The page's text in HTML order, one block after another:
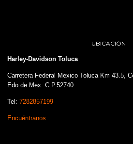
UBICACIÓN
Harley-Davidson Toluca
Carretera Federal Mexico Toluca Km 43.5,
Edo de Mex. C.P.52740
Tel: 7282857199
Encuéntranos